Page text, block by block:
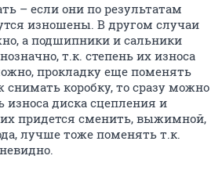
– если они по результатам
изношены. В другом случаи
а подшипники и сальники
т.к. степень их износа
прокладку еще поменять
коробку, то сразу можно
износа диска сцепления и
придется сменить, выжимной,
лучше тоже поменять т.к.